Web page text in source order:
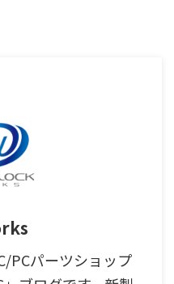
PCパーツショップ